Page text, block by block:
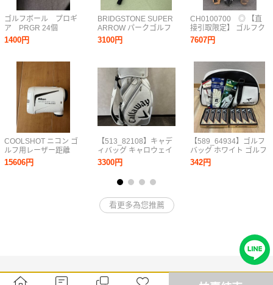
ゴルフボール プロギ
ア PRGR 24個
1400円
COOLSHOT ニコン ゴ
ルフ用レーザー距離
計 COOLSHOT
LITE STABILIZED
15606円
BRIDGSTONE SUPER
ARROW パークゴルフ
クラブ
3100円
【513_82108】キャデ
ィバッグ キャロウェイ
グレーズ 22 ホワイト／
シルバー9.5型 ドライ
バー・アイアン キャ
ロウェイ 画像参照
現状
3300円
CH0100700 ◎ 【直
接引取限定】 ゴルフク
ラブ まとめ NIKE
HONMA テーラーメイ
現状品⑫
7607円
【589_64934】ゴルフ
バッグ ホワイト ゴルフ
ボール WHITE グローブ
まとめ6点 TOUR
342円
看更多為您推薦